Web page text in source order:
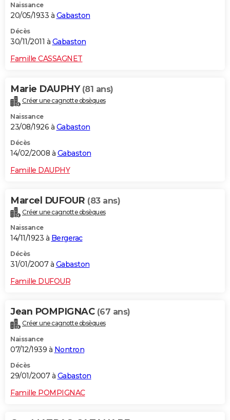
Naissance
20/05/1933 à Gabaston
Décès
30/11/2011 à Gabaston
Famille CASSAGNET
Marie DAUPHY (81 ans)
Créer une cagnotte obsèques
Naissance
23/08/1926 à Gabaston
Décès
14/02/2008 à Gabaston
Famille DAUPHY
Marcel DUFOUR (83 ans)
Créer une cagnotte obsèques
Naissance
14/11/1923 à Bergerac
Décès
31/01/2007 à Gabaston
Famille DUFOUR
Jean POMPIGNAC (67 ans)
Créer une cagnotte obsèques
Naissance
07/12/1939 à Nontron
Décès
29/01/2007 à Gabaston
Famille POMPIGNAC